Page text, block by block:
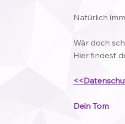
Natürlich
Wär doch
Hier findest
Dein Tom